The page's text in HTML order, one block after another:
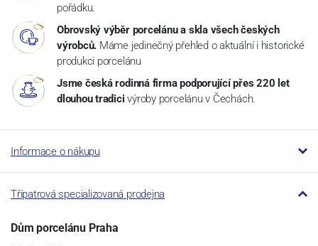
pořádku.
Obrovský výběr porcelánu a skla všech českých
výrobců. Máme jedinečný přehled o aktuální i historické
produkci porcelánu
Jsme česká rodinná firma podporující přes 220 let
dlouhou tradici výroby porcelánu v Čechách.
Informace o nákupu
Třípatrová specializovaná prodejna
Dům porcelánu Praha